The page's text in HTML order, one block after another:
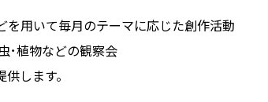
用いて毎月のテーマに応じた創作活動
植物などの観察会
します。